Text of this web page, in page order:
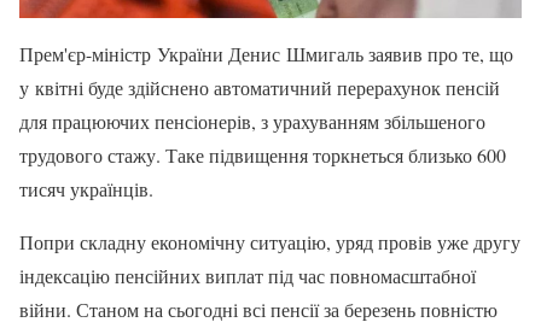
Прем'єр-міністр України Денис Шмигаль заявив про те, що
у квітні буде здійснено автоматичний перерахунок пенсій
для працюючих пенсіонерів, з урахуванням збільшеного
трудового стажу. Таке підвищення торкнеться близько 600
тисяч українців.
Попри складну економічну ситуацію, уряд провів уже другу
індексацію пенсійних виплат під час повномасштабної
війни. Станом на сьогодні всі пенсії за березень повністю